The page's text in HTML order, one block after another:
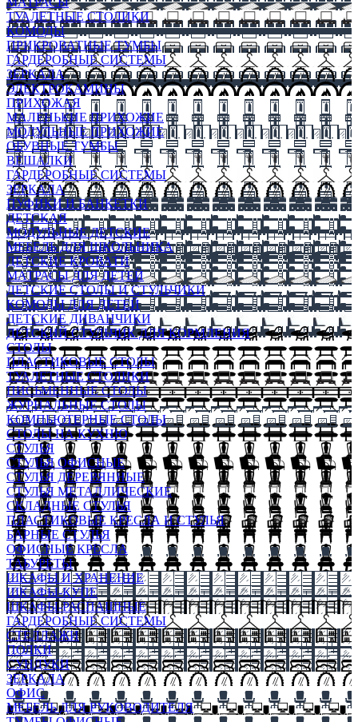
ТУАЛЕТНЫЕ СТОЛИКИ
КОМОДЫ
ПРИКРОВАТНЫЕ ТУМБЫ
ГАРДЕРОБНЫЕ СИСТЕМЫ
ЗЕРКАЛА
ЭЛЕКТРОКАМИНЫ
ПРИХОЖАЯ
МАЛЕНЬКИЕ ПРИХОЖИЕ
МОДУЛЬНЫЕ ПРИХОЖИЕ
ОБУВНЫЕ ТУМБЫ
ВЕШАЛКИ
ГАРДЕРОБНЫЕ СИСТЕМЫ
ЗЕРКАЛА
ПУФИКИ И БАНКЕТКИ
ДЕТСКАЯ
МОДУЛЬНЫЕ ДЕТСКИЕ
МЕБЕЛЬ ДЛЯ ШКОЛЬНИКА
ДЕТСКИЕ КРОВАТИ
МАТРАСЫ ДЛЯ ДЕТЕЙ
ДЕТСКИЕ СТОЛЫ И СТУЛЬЧИКИ
КОМОДЫ ДЛЯ ДЕТЕЙ
ДЕТСКИЕ ДИВАНЧИКИ
ДЕТСКИЙ СТУЛЬЧИК ДЛЯ КОРМЛЕНИЯ
СТОЛЫ
ПЛАСТИКОВЫЕ СТОЛЫ
ТУАЛЕТНЫЕ СТОЛИКИ
ПИСЬМЕННЫЕ СТОЛЫ
ЖУРНАЛЬНЫЕ СТОЛЫ
КОМПЬЮТЕРНЫЕ СТОЛЫ
СТОЛЫ НА КУХНЮ
СТУЛЬЯ
СТУЛЬЯ ОФИСНЫЕ
СТУЛЬЯ ДЕРЕВЯННЫЕ
СТУЛЬЯ МЕТАЛЛИЧЕСКИЕ
СКЛАДНЫЕ СТУЛЬЯ
ПЛАСТИКОВЫЕ КРЕСЛА И СТУЛЬЯ
БАРНЫЕ СТУЛЬЯ
ОФИСНЫЕ КРЕСЛА
ТАБУРЕТЫ
ШКАФЫ И ХРАНЕНИЕ
ШКАФЫ-КУПЕ
ШКАФЫ-РАСПАШНЫЕ
ГАРДЕРОБНЫЕ СИСТЕМЫ
СТЕЛЛАЖИ
ПОЛКИ
СУНДУКИ
ЗЕРКАЛА
ОФИС
МЕБЕЛЬ ДЛЯ РУКОВОДИТЕЛЯ